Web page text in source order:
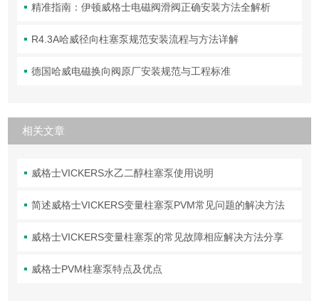
精准指南：伊顿威格士电磁阀滑阀正确安装方法全解析
R4.3A哈威径向柱塞泵规范安装流程与方法详解
德国哈威电磁换向阀原厂安装规范与工程标准
相关文章
威格士VICKERS水乙二醇柱塞泵使用说明
简述威格士VICKERS变量柱塞泵PVM常见问题的解决方法
威格士VICKERS变量柱塞泵的常见故障相应解决方法分享
威格士PVM柱塞泵特点及优点